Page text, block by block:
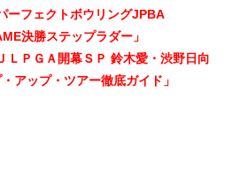
フェクトボウリングJPBA
決勝ステップラダー」
ＰＧＡ開幕ＳＰ 鈴木愛・渋野日向
アップ・ツアー徹底ガイド」